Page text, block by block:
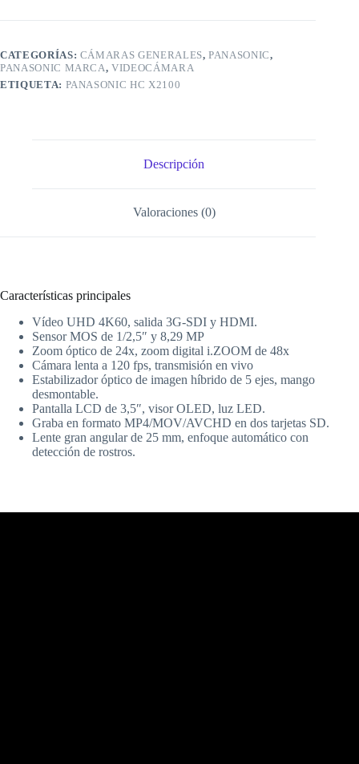
CATEGORÍAS: CÁMARAS GENERALES,PANASONIC,
PANASONIC MARCA,VIDEOCÁMARA
ETIQUETA: PANASONIC HC X2100
Descripción
Valoraciones (0)
Características principales
Vídeo UHD 4K60, salida 3G-SDI y HDMI.
Sensor MOS de 1/2,5″ y 8,29 MP
Zoom óptico de 24x, zoom digital i.ZOOM de 48x
Cámara lenta a 120 fps, transmisión en vivo
Estabilizador óptico de imagen híbrido de 5 ejes, mango
desmontable.
Pantalla LCD de 3,5″, visor OLED, luz LED.
Graba en formato MP4/MOV/AVCHD en dos tarjetas SD.
Lente gran angular de 25 mm, enfoque automático con
detección de rostros.